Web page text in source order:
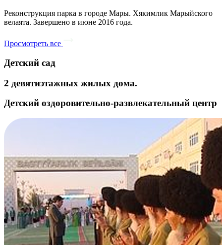
Реконструкция парка в городе Мары. Хякимлик Марыйского
велаята. Завершено в июне 2016 года.
Просмотреть все
Детский сад
2 девятиэтажных жилых дома.
Детский оздоровительно-развлекательный центр